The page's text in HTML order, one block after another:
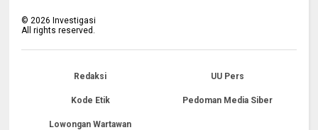
©2026 Investigasi
All rights reserved.
Redaksi UU Pers
Kode Etik Pedoman Media Siber
Lowongan Wartawan